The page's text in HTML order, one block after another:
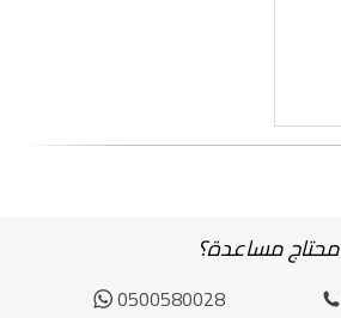
محتاج مساعدة؟
0500580028